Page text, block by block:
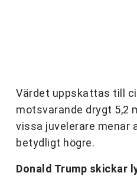
Värdet uppskattas till
motsvarande drygt 5,2
vissa juvelerare menar
betydligt högre.
Donald Trump skickar